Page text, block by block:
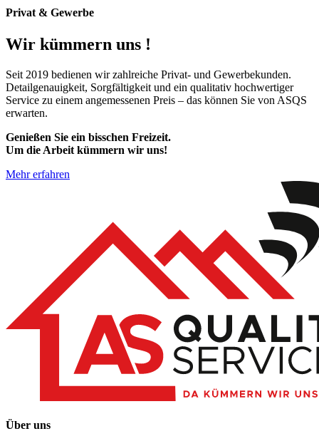
Privat & Gewerbe
Wir kümmern uns !
Seit 2019 bedienen wir zahlreiche Privat- und Gewerbekunden.
Detailgenauigkeit, Sorgfältigkeit und ein qualitativ hochwertiger
Service zu einem angemessenen Preis – das können Sie von ASQS
erwarten.
Genießen Sie ein bisschen Freizeit.
Um die Arbeit kümmern wir uns!
Mehr erfahren
Über uns